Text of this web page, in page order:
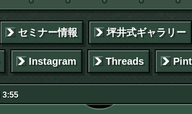
セミナー情報 坪井式ギャラリー
Instagram Threads
3:55